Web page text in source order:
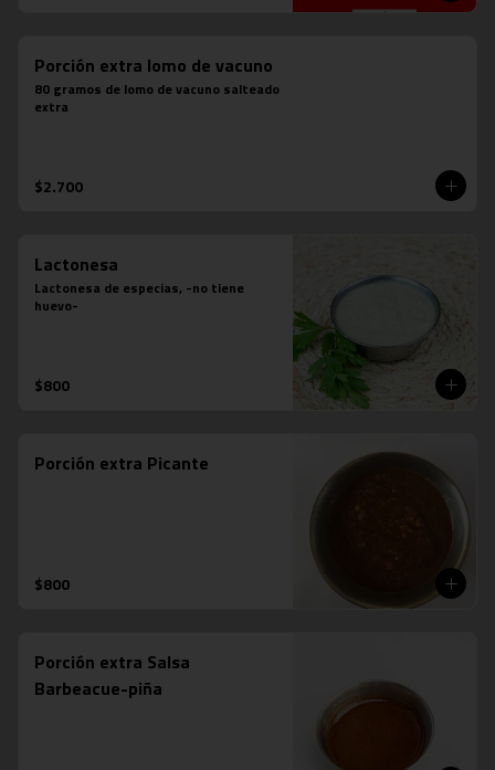
Porción extra lomo de vacuno
80 gramos de lomo de vacuno salteado
extra
$2.700
Lactonesa
Lactonesa de especias, -no tiene
huevo-
$800
Porción extra Picante
$800
Porción extra Salsa
Barbeacue-piña